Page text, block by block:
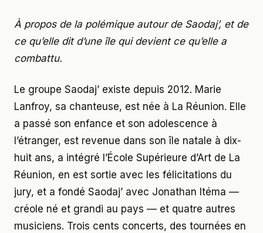
À propos de la polémique autour de Saodaj’, et de
ce qu’elle dit d’une île qui devient ce qu’elle a
combattu.
Le groupe Saodaj’ existe depuis 2012. Marie
Lanfroy, sa chanteuse, est née à La Réunion. Elle
a passé son enfance et son adolescence à
l’étranger, est revenue dans son île natale à dix-
huit ans, a intégré l’École Supérieure d’Art de La
Réunion, en est sortie avec les félicitations du
jury, et a fondé Saodaj’ avec Jonathan Itéma —
créole né et grandi au pays — et quatre autres
musiciens. Trois cents concerts, des tournées en